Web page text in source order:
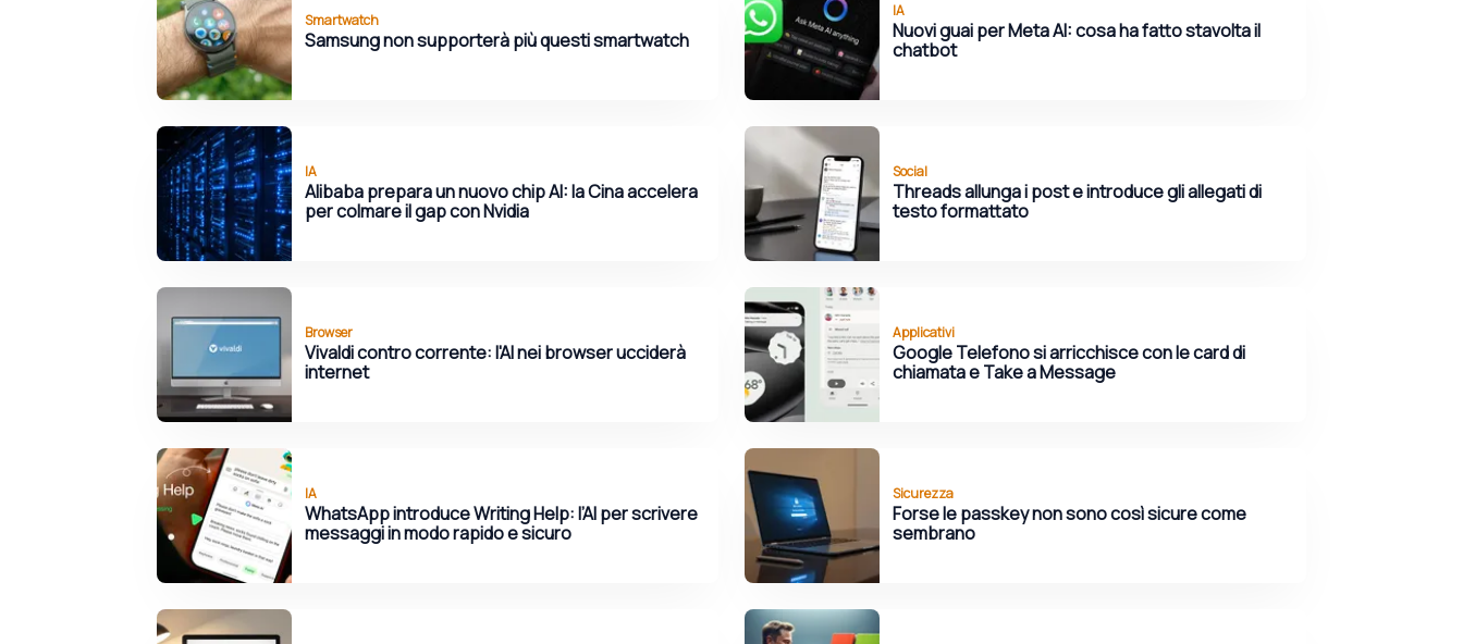
Smartwatch
Samsung non supporterà più questi smartwatch
IA
Nuovi guai per Meta AI: cosa ha fatto stavolta il
chatbot
IA
Alibaba prepara un nuovo chip AI: la Cina accelera
per colmare il gap con Nvidia
Social
Threads allunga i post e introduce gli allegati di
testo formattato
Browser
Vivaldi contro corrente: l'AI nei browser ucciderà
internet
Applicativi
Google Telefono si arricchisce con le card di
chiamata e Take a Message
IA
WhatsApp introduce Writing Help: l’AI per scrivere
messaggi in modo rapido e sicuro
Sicurezza
Forse le passkey non sono così sicure come
sembrano